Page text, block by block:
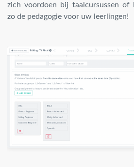
zich voordoen bij taalcursussen of
zo de pedagogie voor uw leerlingen!